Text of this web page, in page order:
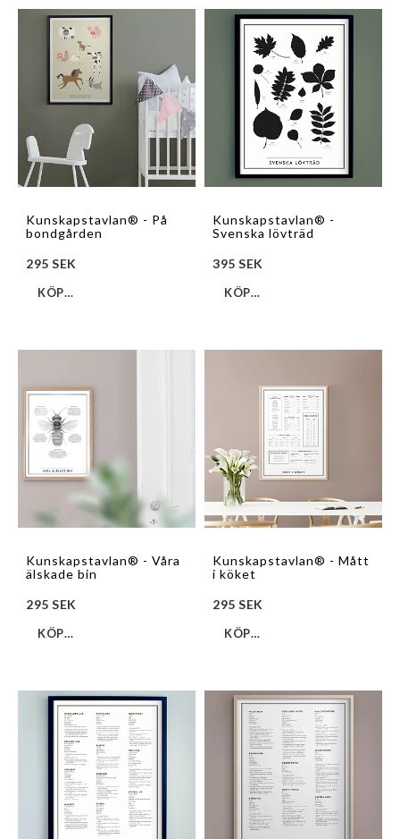
Kunskapstavlan® - På
bondgården
295 SEK
KÖP…
Kunskapstavlan® -
Svenska lövträd
395 SEK
KÖP…
Kunskapstavlan® - Våra
älskade bin
295 SEK
KÖP…
Kunskapstavlan® - Mått
i köket
295 SEK
KÖP…